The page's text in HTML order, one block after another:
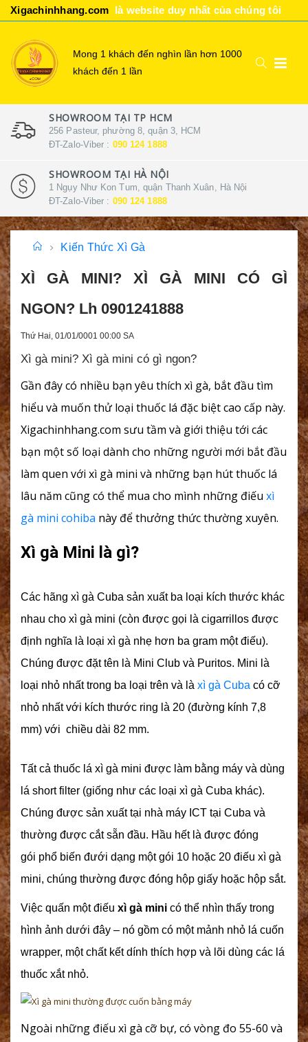
Xigachinhhang.com là website duy nhất của chúng tôi
Mong 1 khách đến nghìn lần hơn 1000
khách đến 1 lần
SHOWROOM TẠI TP HCM
256 Pasteur, phường 8, quận 3, HCM
ĐT-Zalo-Viber : 090 124 1888
SHOWROOM TẠI HÀ NỘI
1 Ngụy Như Kon Tum, quận Thanh Xuân, Hà Nội
ĐT-Zalo-Viber : 090 124 1888
Kiến Thức Xì Gà
XÌ GÀ MINI? XÌ GÀ MINI CÓ GÌ
NGON? Lh 0901241888
Thứ Hai, 01/01/0001 00:00 SA
Xì gà mini? Xì gà mini có gì ngon?
Gần đây có nhiều bạn yêu thích xì gà, bắt đầu tìm
hiểu và muốn thử loại thuốc lá đặc biệt cao cấp này.
Xigachinhhang.com sưu tầm và giới thiệu tới các
bạn một số loại dành cho những người mới bắt đầu
làm quen với xì gà mini và những bạn hút thuốc lá
lâu năm cũng có thể mua cho mình những điếu xì
gà mini cohiba này để thưởng thức thường xuyên.
Xì gà Mini là gì?
Các hãng xì gà Cuba sản xuất ba loại kích thước khác
nhau cho xì gà mini (còn được gọi là cigarrillos được
định nghĩa là loại xì gà nhẹ hơn ba gram một điếu).
Chúng được đặt tên là Mini Club và Puritos. Mini là
loại nhỏ nhất trong ba loại trên và là xì gà Cuba có cỡ
nhỏ nhất với kích thước ring là 20 (đường kính 7,8
mm) với chiều dài 82 mm.
Tất cả thuốc lá xì gà mini được làm bằng máy và dùng
lá short filter (giống như các loại xì gà Cuba khác).
Chúng được sản xuất tại nhà máy ICT tại Cuba và
thường được cắt sẵn đầu. Hầu hết là được đóng
gói phổ biến đưới dạng một gói 10 hoặc 20 điếu xì gà
mini, chúng thường được đóng hộp giấy hoặc hộp sắt.
Việc quấn một điếu xì gà mini có thể nhìn thấy trong
hình ảnh dưới đây – nó gồm có một mảnh nhỏ lá cuốn
wrapper, một chất kết dính thích hợp và lõi dùng các lá
thuốc xắt nhỏ.
Ngoài những điếu xì gà cỡ bự, có vòng đo 55-60 và